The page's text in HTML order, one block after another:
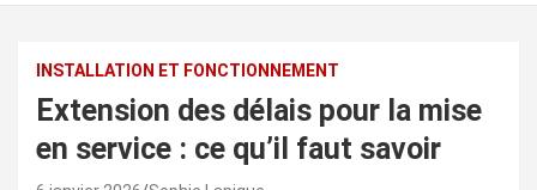
INSTALLATION ET FONCTIONNEMENT
Extension des délais pour la mise
en service : ce qu’il faut savoir